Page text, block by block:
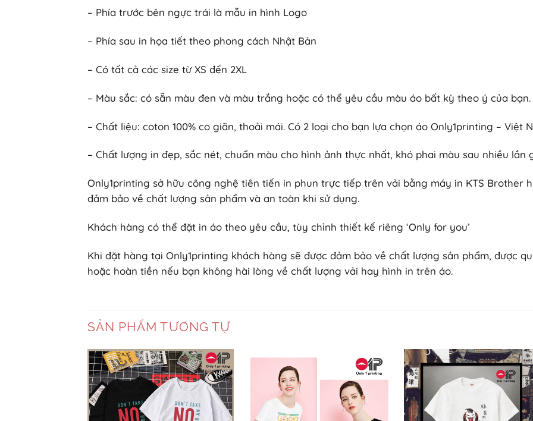
– Phía trước bên ngực trái là mẫu in hình Logo
– Phía sau in họa tiết theo phong cách Nhật Bản
– Có tất cả các size từ XS đến 2XL
– Màu sắc: có sẵn màu đen và màu trắng hoặc có thể yêu cầu màu áo bất kỳ theo ý của bạn.
– Chất liệu: coton 100% co giãn, thoải mái. Có 2 loại cho bạn lựa chọn áo Only1printing – Việt
– Chất lượng in đẹp, sắc nét, chuẩn màu cho hình ảnh thực nhất, khó phai màu sau nhiều lần
Only1printing sở hữu công nghệ tiên tiến in phun trực tiếp trên vải bằng máy in KTS Brother
đảm bảo về chất lượng sản phẩm và an toàn khi sử dụng.
Khách hàng có thể đặt in áo theo yêu cầu, tùy chỉnh thiết kế riêng ‘Only for you’
Khi đặt hàng tại Only1printing khách hàng sẽ được đảm bảo về chất lượng sản phẩm, được
hoặc hoàn tiền nếu bạn không hài lòng về chất lượng vải hay hình in trên áo.
SẢN PHẨM TƯƠNG TỰ